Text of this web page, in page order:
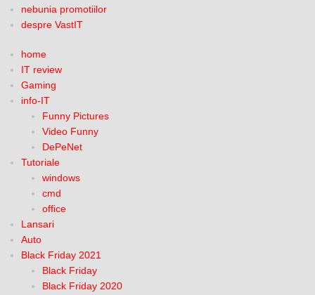
nebunia promotiilor
despre VastIT
home
IT review
Gaming
info-IT
Funny Pictures
Video Funny
DePeNet
Tutoriale
windows
cmd
office
Lansari
Auto
Black Friday 2021
Black Friday
Black Friday 2020